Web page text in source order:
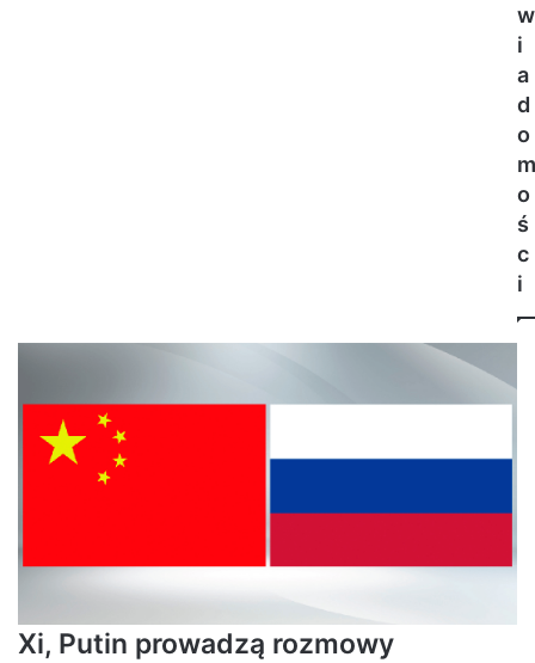
w
i
a
d
o
m
o
ś
c
i
Xi, Putin prowadzą rozmowy